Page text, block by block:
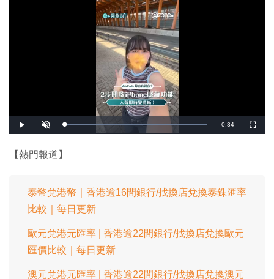
播
放
開
啟
載
0
%
剩
-0:34
全
螢
【熱門報道】
泰幣兌港幣｜香港逾16間銀行/找換店兌換泰銖匯率
比較｜每日更新
歐元兌港元匯率 | 香港逾22間銀行/找換店兌換歐元
匯價比較｜每日更新
澳元兌港元匯率 | 香港逾22間銀行/找換店兌換澳元